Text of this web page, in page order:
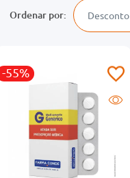
Desconto
-55%